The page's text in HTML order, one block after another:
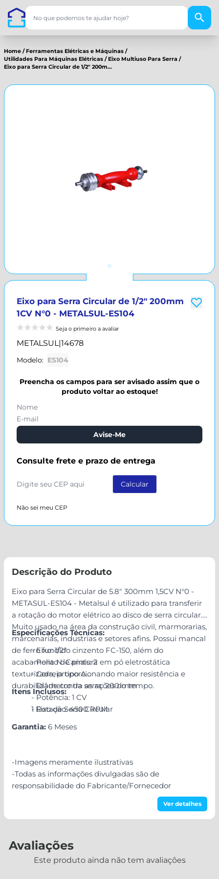
Home / Ferramentas Elétricas e Máquinas /
Utilidades Para Máquinas Elétricas / Eixo Multiuso Para Serra /
Eixo para Serra Circular de 1/2" 200m...
Eixo para Serra Circular de 1/2" 200mm
1CV N°0 - METALSUL-ES104
Seja o primeiro a avaliar
METALSUL|14678
Modelo: ES104
Preencha os campos para ser avisado assim que o
produto voltar ao estoque!
Avise-Me
Consulte frete e prazo de entrega
Não sei meu CEP
Descrição do Produto
Ver detalhes
Eixo para Serra Circular de 5.8" 300mm 1,5CV N°0 -
METASUL-ES104 - Metalsul é utilizado para transferir
a rotação do motor elétrico ao disco de serra circular.
Muito usado na área da construção civil, marmorarias,
marcenarias, industrias e setores afins. Possui mancal
de ferro fundido cinzento FC-150, além do
acabamento de pintura em pó eletrostática
texturizada, proporcionando maior resistência e
durabilidade contra as ações do tempo.
Especificações Técnicas:
- Eixo: 1/2"
- Polia N. Canais: 2
- Correia tipo A
- Diâmetro da serra: 200 mm
- Potência: 1 CV
- Rotação: 4500 RPM
Itens Inclusos:
1 Eixo de Serra Circular
Garantia: 6 Meses
-Imagens meramente ilustrativas
-Todas as informações divulgadas são de
responsabilidade do Fabricante/Fornecedor
Avaliações
Este produto ainda não tem avaliações